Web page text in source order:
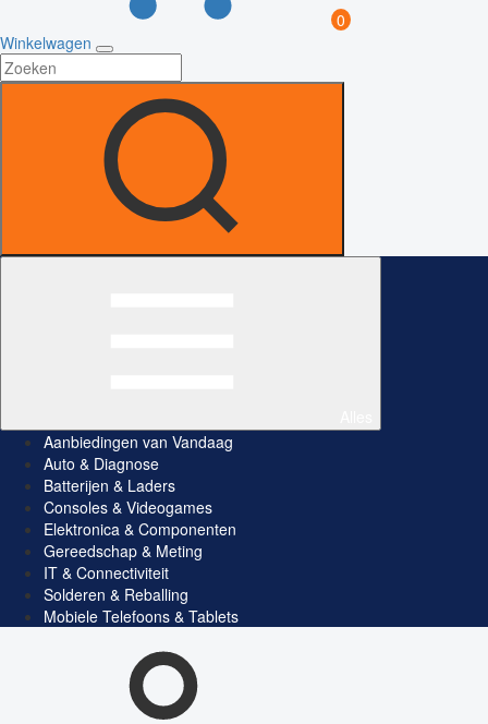
0
Winkelwagen
Aanbiedingen van Vandaag
Auto & Diagnose
Batterijen & Laders
Consoles & Videogames
Elektronica & Componenten
Gereedschap & Meting
IT & Connectiviteit
Solderen & Reballing
Mobiele Telefoons & Tablets